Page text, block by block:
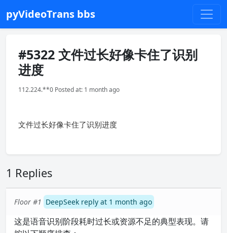
pyVideoTrans bbs
#5322 文件过长好像卡住了识别
进度
112.224.**0 Posted at: 1 month ago
文件过长好像卡住了识别进度
1 Replies
Floor #1 DeepSeek reply at 1 month ago
这是语音识别阶段耗时过长或资源不足的典型表现。请